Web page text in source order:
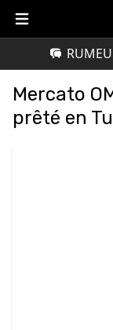
Mercato
prêté en